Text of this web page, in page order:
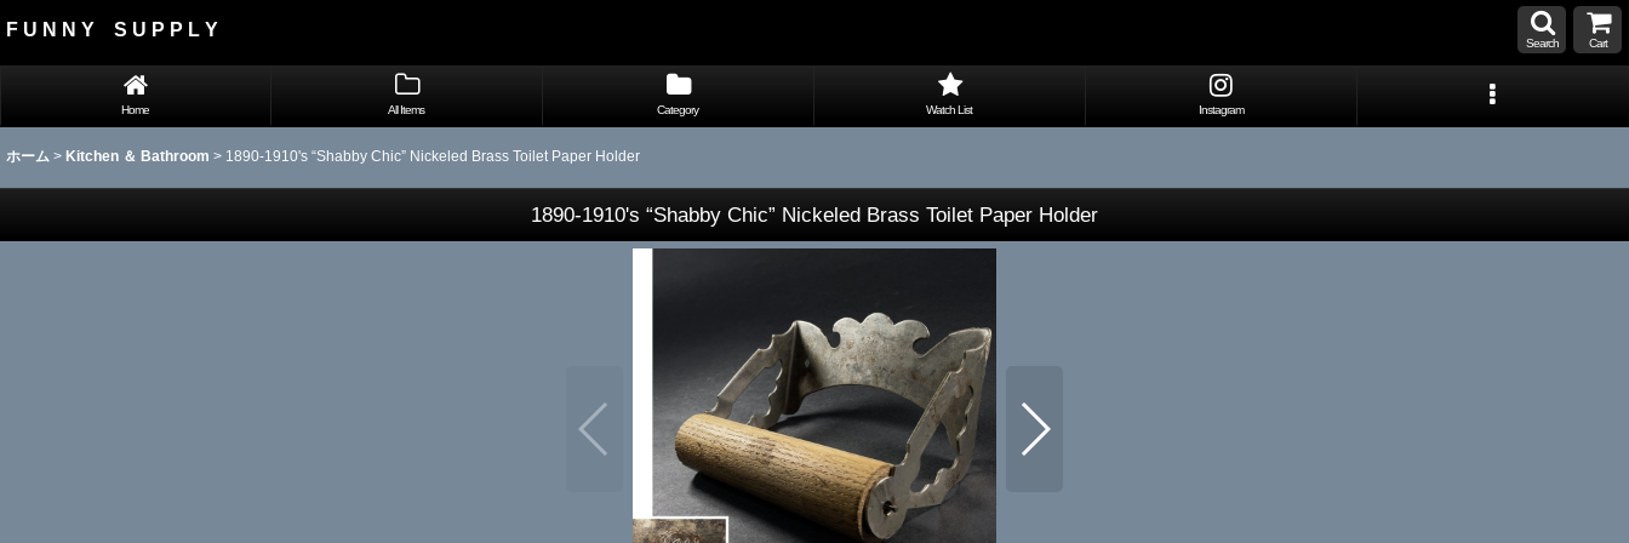
F U N N Y S U P P L Y
Search Cart
Home All Items Category Watch List Instagram
ホーム > Kitchen ＆ Bathroom > 1890-1910's “Shabby Chic” Nickeled Brass Toilet Paper Holder
1890-1910's “Shabby Chic” Nickeled Brass Toilet Paper Holder